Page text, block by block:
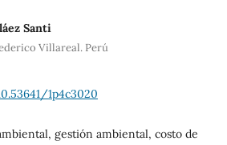
Santi
Villareal. Perú
1p4c3020
gestión ambiental, costo de